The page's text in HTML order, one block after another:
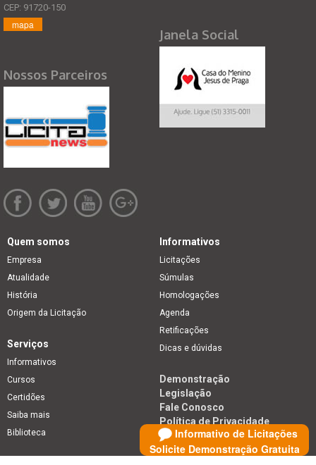
Informativo de Licitações
Solicite Demonstração Gratuita
CEP: 91720-150
mapa
Nossos Parceiros
Janela Social
Quem somos
Empresa
Atualidade
História
Origem da Licitação
Informativos
Licitações
Súmulas
Homologações
Agenda
Retificações
Dicas e dúvidas
Serviços
Informativos
Cursos
Certidões
Saiba mais
Biblioteca
Demonstração
Legislação
Fale Conosco
Política de Privacidade